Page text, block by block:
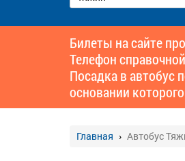
Билеты на сайте
Телефон
Посадка в автобус
основании
Главная Автобус